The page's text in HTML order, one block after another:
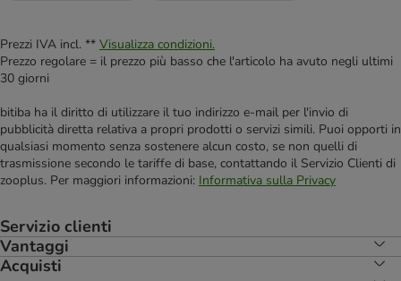
Prezzi IVA incl. ** Visualizza condizioni.
Prezzo regolare = il prezzo più basso che l'articolo ha avuto negli ultimi
30 giorni
bitiba ha il diritto di utilizzare il tuo indirizzo e-mail per l'invio di
pubblicità diretta relativa a propri prodotti o servizi simili. Puoi opporti in
qualsiasi momento senza sostenere alcun costo, se non quelli di
trasmissione secondo le tariffe di base, contattando il Servizio Clienti di
zooplus. Per maggiori informazioni: Informativa sulla Privacy
Servizio clienti
Vantaggi
Acquisti